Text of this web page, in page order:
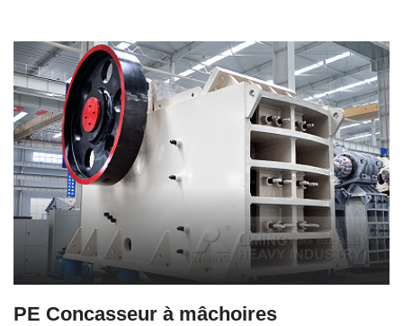
PE Concasseur à mâchoires